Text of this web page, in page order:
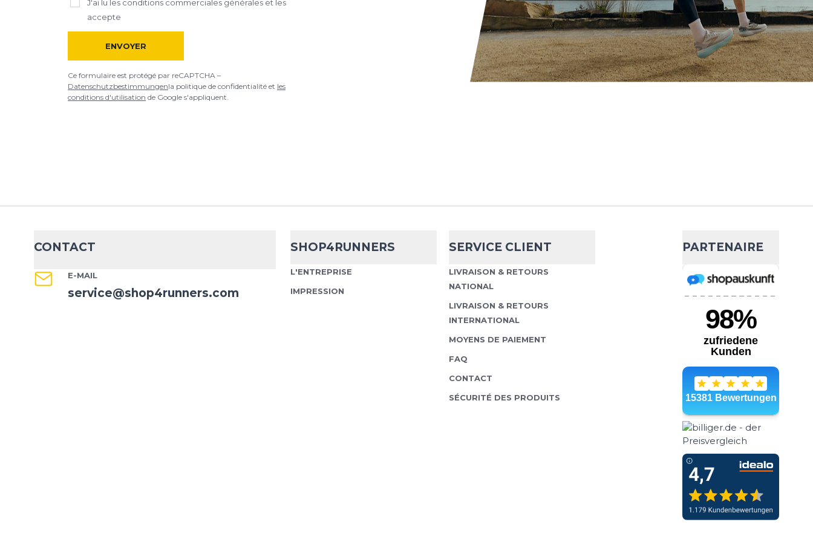
de Google s'appliquent.
J'ai lu les conditions commerciales générales et les
accepte
ENVOYER
Ce formulaire est protégé par reCAPTCHA –
Datenschutzbestimmungenla politique de confidentialité et les
conditions d'utilisation de Google s'appliquent.
CONTACT
E-MAIL
service@shop4runners.com
SHOP4RUNNERS
L'ENTREPRISE
IMPRESSION
SERVICE CLIENT
LIVRAISON & RETOURS
NATIONAL
LIVRAISON & RETOURS
INTERNATIONAL
MOYENS DE PAIEMENT
FAQ
CONTACT
SÉCURITÉ DES PRODUITS
PARTENAIRE